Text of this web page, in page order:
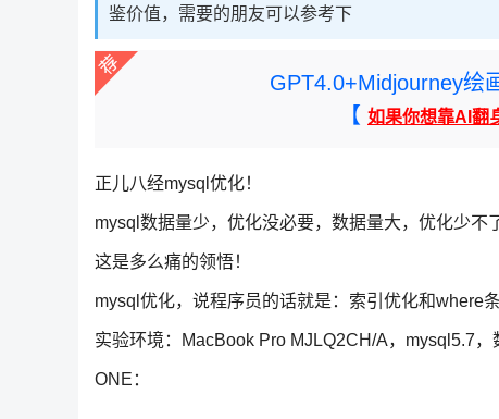
鉴价值，需要的朋友可以参考下
GPT4.0+Midjourney绘
【 如果你想靠AI翻
正儿八经mysql优化！
mysql数据量少，优化没必要，数据量大，优化少不
这是多么痛的领悟！
mysql优化，说程序员的话就是：索引优化和where条
实验环境：MacBook Pro MJLQ2CH/A，mysql5.7，
ONE：